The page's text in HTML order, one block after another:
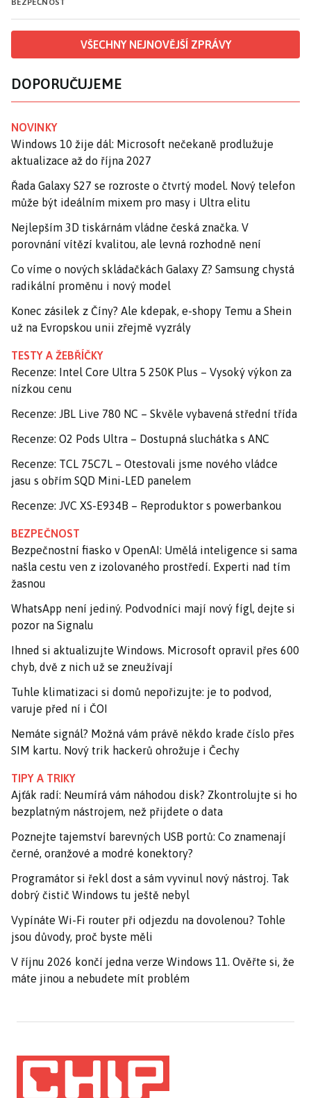
BEZPEČNOST
VŠECHNY NEJNOVĚJŠÍ ZPRÁVY
DOPORUČUJEME
NOVINKY
Windows 10 žije dál: Microsoft nečekaně prodlužuje
aktualizace až do října 2027
Řada Galaxy S27 se rozroste o čtvrtý model. Nový telefon
může být ideálním mixem pro masy i Ultra elitu
Nejlepším 3D tiskárnám vládne česká značka. V
porovnání vítězí kvalitou, ale levná rozhodně není
Co víme o nových skládačkách Galaxy Z? Samsung chystá
radikální proměnu i nový model
Konec zásilek z Číny? Ale kdepak, e-shopy Temu a Shein
už na Evropskou unii zřejmě vyzrály
TESTY A ŽEBŘÍČKY
Recenze: Intel Core Ultra 5 250K Plus – Vysoký výkon za
nízkou cenu
Recenze: JBL Live 780 NC – Skvěle vybavená střední třída
Recenze: O2 Pods Ultra – Dostupná sluchátka s ANC
Recenze: TCL 75C7L – Otestovali jsme nového vládce
jasu s obřím SQD Mini-LED panelem
Recenze: JVC XS-E934B – Reproduktor s powerbankou
BEZPEČNOST
Bezpečnostní fiasko v OpenAI: Umělá inteligence si sama
našla cestu ven z izolovaného prostředí. Experti nad tím
žasnou
WhatsApp není jediný. Podvodníci mají nový fígl, dejte si
pozor na Signalu
Ihned si aktualizujte Windows. Microsoft opravil přes 600
chyb, dvě z nich už se zneužívají
Tuhle klimatizaci si domů nepořizujte: je to podvod,
varuje před ní i ČOI
Nemáte signál? Možná vám právě někdo krade číslo přes
SIM kartu. Nový trik hackerů ohrožuje i Čechy
TIPY A TRIKY
Ajťák radí: Neumírá vám náhodou disk? Zkontrolujte si ho
bezplatným nástrojem, než přijdete o data
Poznejte tajemství barevných USB portů: Co znamenají
černé, oranžové a modré konektory?
Programátor si řekl dost a sám vyvinul nový nástroj. Tak
dobrý čistič Windows tu ještě nebyl
Vypínáte Wi-Fi router při odjezdu na dovolenou? Tohle
jsou důvody, proč byste měli
V říjnu 2026 končí jedna verze Windows 11. Ověřte si, že
máte jinou a nebudete mít problém